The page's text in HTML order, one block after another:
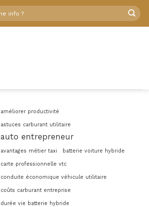
améliorer productivité
astuces carburant utilitaire
auto entrepreneur
avantages métier taxi batterie voiture hybride
carte professionnelle vtc
conduite économique véhicule utilitaire
coûts carburant entreprise
durée vie batterie hybride